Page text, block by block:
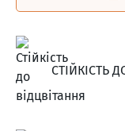
СТІЙКІСТЬ